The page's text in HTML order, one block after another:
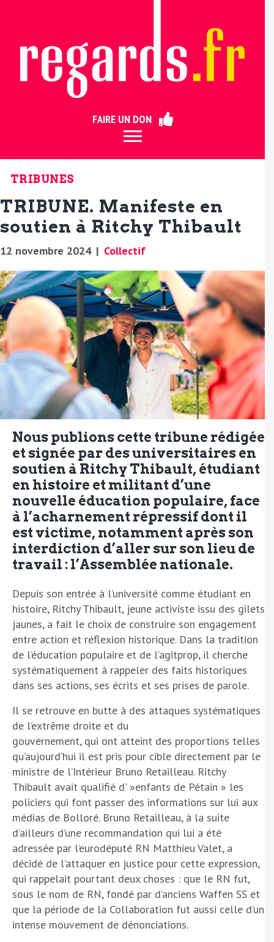
FAIRE UN DON
TRIBUNES
TRIBUNE. Manifeste en
soutien à Ritchy Thibault
12 novembre 2024 | Collectif
Nous publions cette tribune rédigée
et signée par des universitaires en
soutien à Ritchy Thibault, étudiant
en histoire et militant d’une
nouvelle éducation populaire, face
à l’acharnement répressif dont il
est victime, notamment après son
interdiction d’aller sur son lieu de
travail : l’Assemblée nationale.
Depuis son entrée à l’université comme étudiant en
histoire, Ritchy Thibault, jeune activiste issu des gilets
jaunes, a fait le choix de construire son engagement
entre action et réflexion historique. Dans la tradition
de l’éducation populaire et de l’agitprop, il cherche
systématiquement à rappeler des faits historiques
dans ses actions, ses écrits et ses prises de parole.
Il se retrouve en butte à des attaques systématiques
de l’extrême droite et du
gouvernement, qui ont atteint des proportions telles
qu’aujourd’hui il est pris pour cible directement par le
ministre de l’Intérieur Bruno Retailleau. Ritchy
Thibault avait qualifié d' »enfants de Pétain » les
policiers qui font passer des informations sur lui aux
médias de Bolloré. Bruno Retailleau, à la suite
d’ailleurs d’une recommandation qui lui a été
adressée par l’eurodéputé RN Matthieu Valet, a
décidé de l’attaquer en justice pour cette expression,
qui rappelait pourtant deux choses : que le RN fut,
sous le nom de RN, fondé par d’anciens Waffen SS et
que la période de la Collaboration fut aussi celle d’un
intense mouvement de dénonciations.